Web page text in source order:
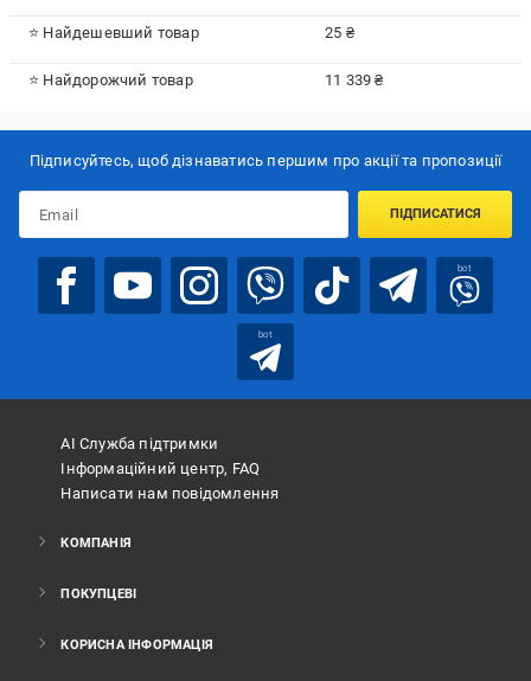
⭐ Найдешевший товар 25 ₴
⭐ Найдорожчий товар 11 339 ₴
Підписуйтесь, щоб дізнаватись першим про акції та пропозиції
ПІДПИСАТИСЯ
bot
bot
АІ Служба підтримки
Інформаційний центр, FAQ
Написати нам повідомлення
КОМПАНІЯ
ПОКУПЦЕВІ
КОРИСНА ІНФОРМАЦІЯ